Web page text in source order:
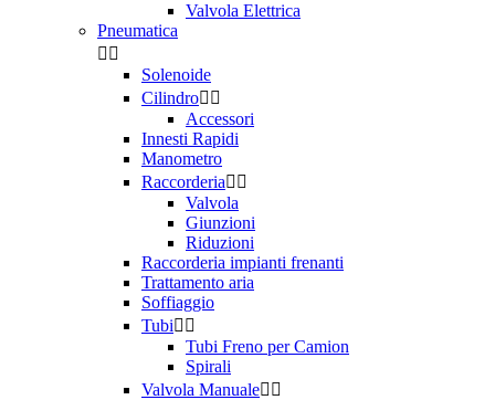
Valvola Elettrica
Pneumatica
 
Solenoide
Cilindro 
Accessori
Innesti Rapidi
Manometro
Raccorderia 
Valvola
Giunzioni
Riduzioni
Raccorderia impianti frenanti
Trattamento aria
Soffiaggio
Tubi 
Tubi Freno per Camion
Spirali
Valvola Manuale 